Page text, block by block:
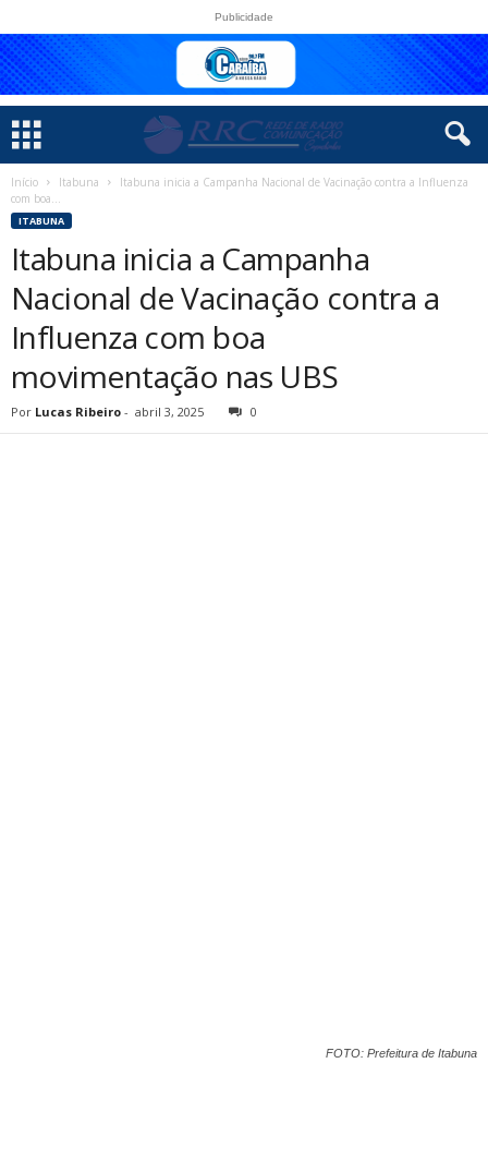
Publicidade
Início Itabuna
Itabuna inicia a Campanha Nacional de Vacinação contra a Influenza
com boa...
ITABUNA
Itabuna inicia a Campanha
Nacional de Vacinação contra a
Influenza com boa
movimentação nas UBS
Por Lucas Ribeiro - abril 3, 2025 0
FOTO: Prefeitura de Itabuna